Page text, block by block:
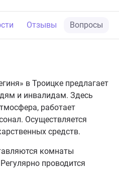
Отзывы Вопросы
в Троицке предлагает
и инвалидам. Здесь
работает
Осуществляется
средств.
комнаты
проводится